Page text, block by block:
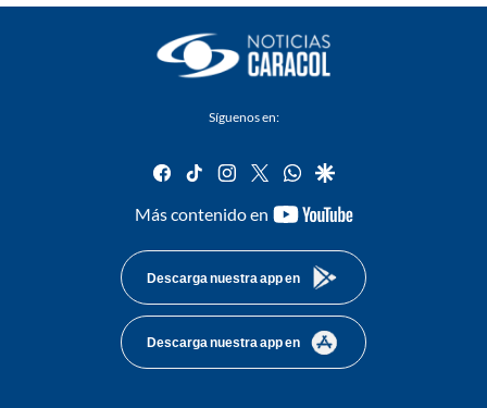
Síguenos en:
facebook
tiktok instagram
twitterwhatsapp
google
Más contenido en
youtube-
Descarga nuestra app en
Descarga nuestra app en